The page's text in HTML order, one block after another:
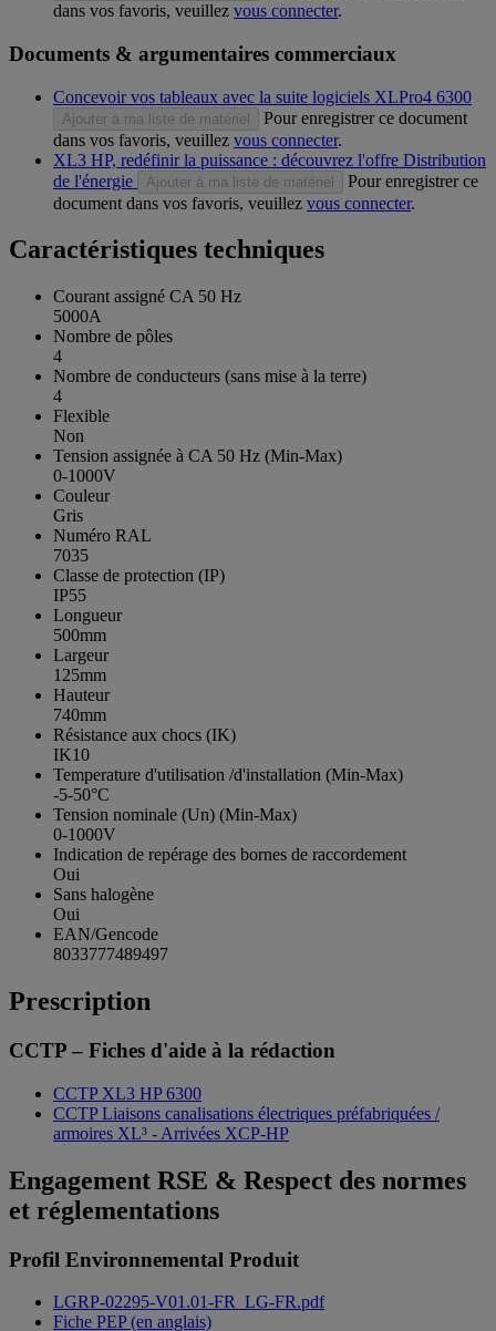
dans vos favoris, veuillez vous connecter.
Documents & argumentaires commerciaux
Concevoir vos tableaux avec la suite logiciels XLPro4 6300
Ajouter à ma liste de matériel
Pour enregistrer ce document
dans vos favoris, veuillez vous connecter.
XL3 HP, redéfinir la puissance : découvrez l'offre Distribution
de l'énergie
Ajouter à ma liste de matériel
Pour enregistrer ce
document dans vos favoris, veuillez vous connecter.
Caractéristiques techniques
Courant assigné CA 50 Hz
5000A
Nombre de pôles
4
Nombre de conducteurs (sans mise à la terre)
4
Flexible
Non
Tension assignée à CA 50 Hz (Min-Max)
0-1000V
Couleur
Gris
Numéro RAL
7035
Classe de protection (IP)
IP55
Longueur
500mm
Largeur
125mm
Hauteur
740mm
Résistance aux chocs (IK)
IK10
Temperature d'utilisation /d'installation (Min-Max)
-5-50°C
Tension nominale (Un) (Min-Max)
0-1000V
Indication de repérage des bornes de raccordement
Oui
Sans halogène
Oui
EAN/Gencode
8033777489497
Prescription
CCTP – Fiches d'aide à la rédaction
CCTP XL3 HP 6300
CCTP Liaisons canalisations électriques préfabriquées /
armoires XL³ - Arrivées XCP-HP
Engagement RSE & Respect des normes
et réglementations
Profil Environnemental Produit
LGRP-02295-V01.01-FR_LG-FR.pdf
Fiche PEP (en anglais)